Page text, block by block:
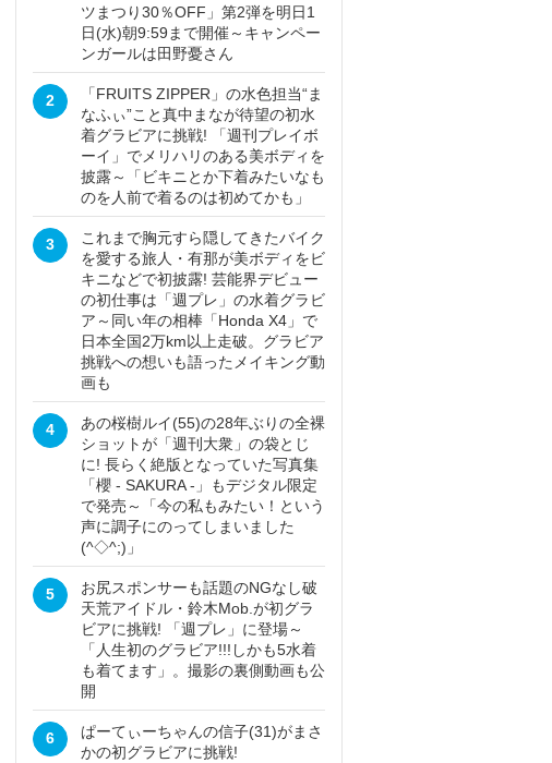
ツまつり30％OFF」第2弾を明日1
日(水)朝9:59まで開催～キャンペー
ンガールは田野憂さん
2
「FRUITS ZIPPER」の水色担当“ま
なふぃ”こと真中まなが待望の初水
着グラビアに挑戦! 「週刊プレイボ
ーイ」でメリハリのある美ボディを
披露～「ビキニとか下着みたいなも
のを人前で着るのは初めてかも」
3
これまで胸元すら隠してきたバイク
を愛する旅人・有那が美ボディをビ
キニなどで初披露! 芸能界デビュー
の初仕事は「週プレ」の水着グラビ
ア～同い年の相棒「Honda X4」で
日本全国2万km以上走破。グラビア
挑戦への想いも語ったメイキング動
画も
4
あの桜樹ルイ(55)の28年ぶりの全裸
ショットが「週刊大衆」の袋とじ
に! 長らく絶版となっていた写真集
「櫻 - SAKURA -」もデジタル限定
で発売～「今の私もみたい！という
声に調子にのってしまいました
(^◇^;)」
5
お尻スポンサーも話題のNGなし破
天荒アイドル・鈴木Mob.が初グラ
ビアに挑戦! 「週プレ」に登場～
「人生初のグラビア!!!しかも5水着
も着てます」。撮影の裏側動画も公
開
6
ぱーてぃーちゃんの信子(31)がまさ
かの初グラビアに挑戦!